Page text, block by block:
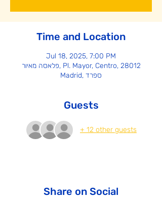
Time and Location
Jul 18, 2025, 7:00 PM
פלאסה מאיור, Pl. Mayor, Centro, 28012
Madrid, ספרד
Guests
+ 12 other guests
Share on Social